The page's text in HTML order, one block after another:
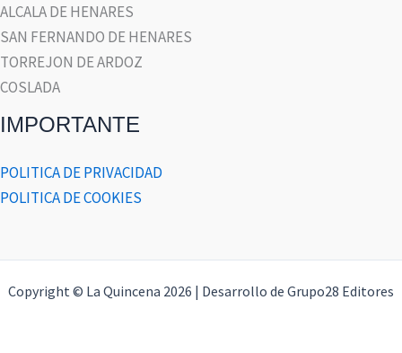
ALCALA DE HENARES
SAN FERNANDO DE HENARES
TORREJON DE ARDOZ
COSLADA
IMPORTANTE
POLITICA DE PRIVACIDAD
POLITICA DE COOKIES
Copyright © La Quincena 2026 | Desarrollo de Grupo28 Editores